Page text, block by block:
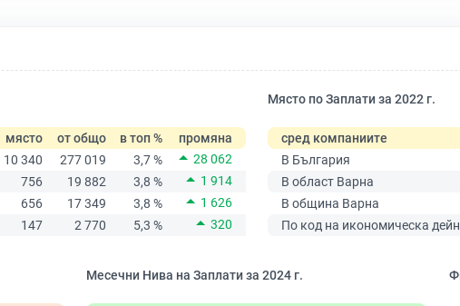
място от общо в топ %
промяна
10 340 277 019 3,7 %
28 062
756 19 882 3,8 %
1 914
656 17 349 3,8 %
1 626
147 2 770 5,3 % 320
Място по Заплати за 2022 г.
сред компаниите
В България
В област Варна
В община Варна
По код на икономическа
Месечни Нива на Заплати за 2024 г.